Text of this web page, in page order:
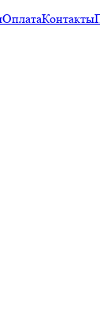
ОплатаКонтакты